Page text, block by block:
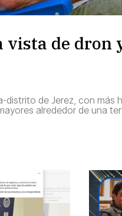
vista de
distrito de Jerez, con
alrededor de una